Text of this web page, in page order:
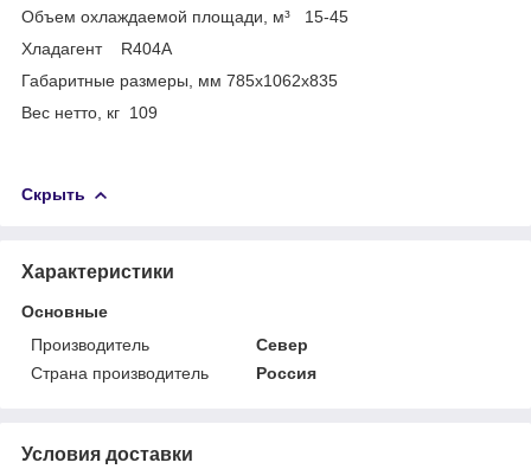
Объем охлаждаемой площади, м³ 15-45
Хладагент R404A
Габаритные размеры, мм 785x1062x835
Вес нетто, кг 109
Скрыть
Характеристики
Основные
Производитель
Север
Страна производитель
Россия
Условия доставки